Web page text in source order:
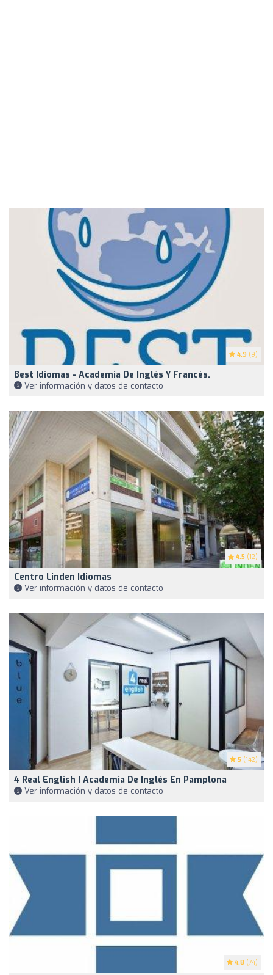
4.9 (9)
Best Idiomas - Academia De Inglés Y Francés.
Ver información y datos de contacto
4.5 (12)
Centro Linden Idiomas
Ver información y datos de contacto
5 (142)
4 Real English | Academia De Inglés En Pamplona
Ver información y datos de contacto
4.8 (74)